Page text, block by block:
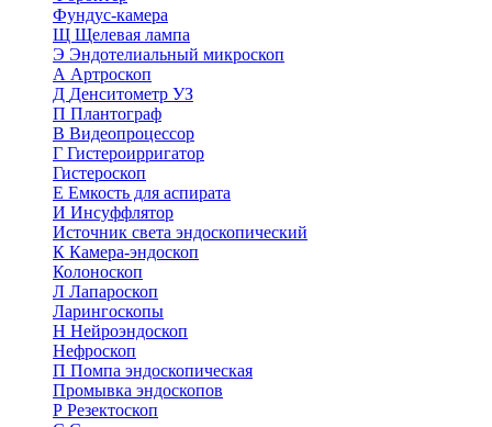
Фундус-камера
Щ Щелевая лампа
Э Эндотелиальный микроскоп
А Артроскоп
Д Денситометр УЗ
П Плантограф
В Видеопроцессор
Г Гистероирригатор
Гистероскоп
Е Емкость для аспирата
И Инсуффлятор
Источник света эндоскопический
К Камера-эндоскоп
Колоноскоп
Л Лапароскоп
Ларингоскопы
Н Нейроэндоскоп
Нефроскоп
П Помпа эндоскопическая
Промывка эндоскопов
Р Резектоскоп